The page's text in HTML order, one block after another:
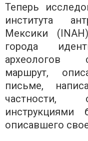
Теперь
института
Мексики
города
археологов
маршрут,
письме,
частности,
описавшего